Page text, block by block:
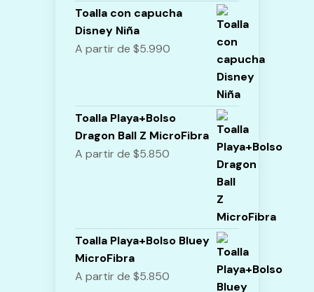
Toalla con capucha
Disney Niña
A partir de $5.990
Toalla Playa+Bolso
Dragon Ball Z MicroFibra
A partir de $5.850
Toalla Playa+Bolso Bluey
MicroFibra
A partir de $5.850